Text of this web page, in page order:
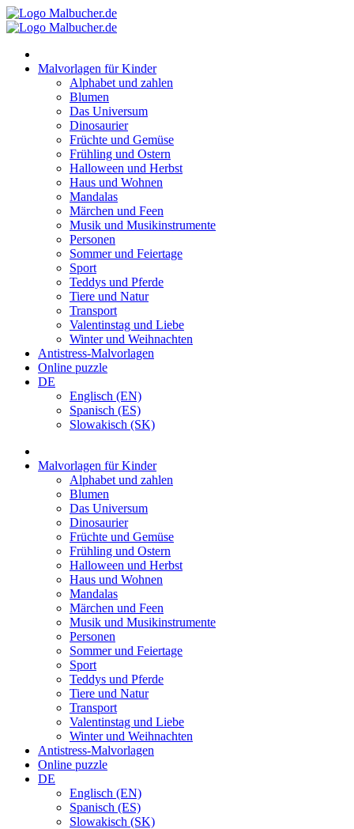
Zum
Inhalt
Malvorlagen für Kinder
Alphabet und zahlen
Blumen
Das Universum
Dinosaurier
Früchte und Gemüse
Frühling und Ostern
Halloween und Herbst
Haus und Wohnen
Mandalas
Märchen und Feen
Musik und Musikinstrumente
Personen
Sommer und Feiertage
Sport
Teddys und Pferde
Tiere und Natur
Transport
Valentinstag und Liebe
Winter und Weihnachten
Antistress-Malvorlagen
Online puzzle
DE
Englisch (EN)
Spanisch (ES)
Slowakisch (SK)
Malvorlagen für Kinder
Alphabet und zahlen
Blumen
Das Universum
Dinosaurier
Früchte und Gemüse
Frühling und Ostern
Halloween und Herbst
Haus und Wohnen
Mandalas
Märchen und Feen
Musik und Musikinstrumente
Personen
Sommer und Feiertage
Sport
Teddys und Pferde
Tiere und Natur
Transport
Valentinstag und Liebe
Winter und Weihnachten
Antistress-Malvorlagen
Online puzzle
DE
Englisch (EN)
Spanisch (ES)
Slowakisch (SK)